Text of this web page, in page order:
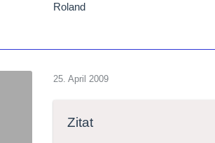
Roland
25. April 2009
Zitat